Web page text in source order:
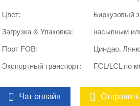
Цвет: Биркузовый
Загрузка & Упаковка: насыпным
Порт FOB: Циндао,
Экспортный транспорт: FCL/LCL по
Чат онлайн